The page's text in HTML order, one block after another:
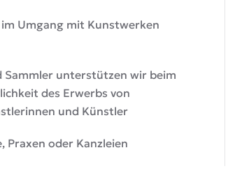
Umgang mit Kunstwerken
unterstützen wir beim
des Erwerbs von
und Künstler
oder Kanzleien